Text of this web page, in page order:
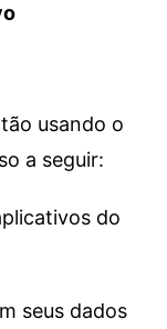
usando o
a seguir:
do
seus dados